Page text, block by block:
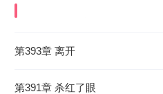
第393章 离开
第391章 杀红了眼